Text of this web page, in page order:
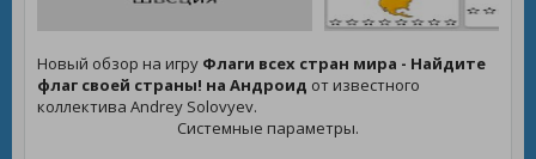
Новый обзор на игру Флаги всех стран мира - Найдите
флаг своей страны! на Андроид от известного
коллектива Andrey Solovyev.
Системные параметры.